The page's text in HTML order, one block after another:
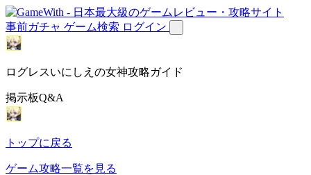
事前ガチャ ゲーム検索 ログイン
ログレスいにしえの女神攻略ガイド
掲示板Q&A
トップに戻る
ゲーム攻略一覧を見る